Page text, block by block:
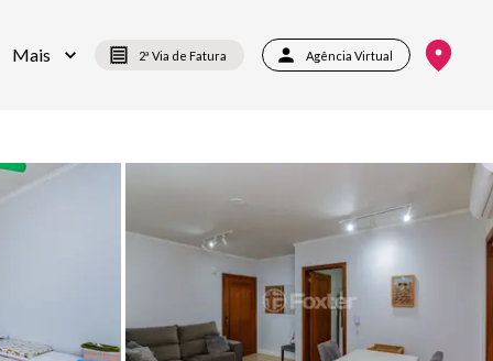
Mais 2ª Via de Fatura Agência Virtual